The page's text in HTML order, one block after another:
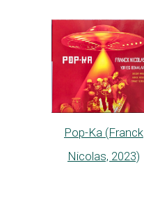
Pop-Ka (Franck
Nicolas, 2023)